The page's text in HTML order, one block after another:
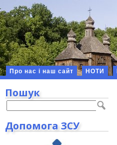
Про нас і наш сайт НОТИ
Пошук
Допомога ЗСУ